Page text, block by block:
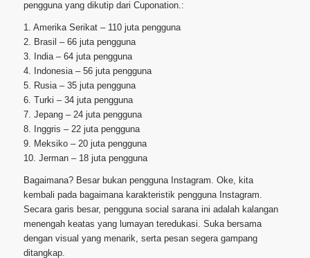
pengguna yang dikutip dari Cuponation.:
1. Amerika Serikat – 110 juta pengguna
2. Brasil – 66 juta pengguna
3. India – 64 juta pengguna
4. Indonesia – 56 juta pengguna
5. Rusia – 35 juta pengguna
6. Turki – 34 juta pengguna
7. Jepang – 24 juta pengguna
8. Inggris – 22 juta pengguna
9. Meksiko – 20 juta pengguna
10. Jerman – 18 juta pengguna
Bagaimana? Besar bukan pengguna Instagram. Oke, kita
kembali pada bagaimana karakteristik pengguna Instagram.
Secara garis besar, pengguna social sarana ini adalah kalangan
menengah keatas yang lumayan teredukasi. Suka bersama
dengan visual yang menarik, serta pesan segera gampang
ditangkap.